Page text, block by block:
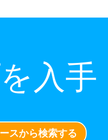
入手
スから検索する